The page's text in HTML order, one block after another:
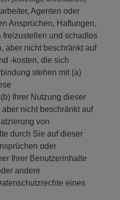
Agenten oder
Ansprüchen, Haftungen,
freizustellen und schadlos
aber nicht beschränkt auf
-kosten, die sich
stehen mit (a)
Ihrer Nutzung dieser
nicht beschränkt auf
von
durch Sie auf dieser
oder
Ihrer Benutzerinhalte
andere
eines